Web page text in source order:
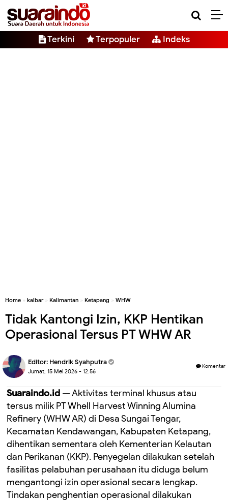
Terkini Terpopuler Indeks
Home » kalbar» Kalimantan » Ketapang » WHW
Tidak Kantongi Izin, KKP Hentikan
Operasional Tersus PT WHW AR
Editor: Hendrik Syahputra
Jumat, 15 Mei 2026 - 12.56
Komentar
Suaraindo.id — Aktivitas terminal khusus atau
tersus milik PT Whell Harvest Winning Alumina
Refinery (WHW AR) di Desa Sungai Tengar,
Kecamatan Kendawangan, Kabupaten Ketapang,
dihentikan sementara oleh Kementerian Kelautan
dan Perikanan (KKP). Penyegelan dilakukan setelah
fasilitas pelabuhan perusahaan itu diduga belum
mengantongi izin operasional secara lengkap.
Tindakan penghentian operasional dilakukan